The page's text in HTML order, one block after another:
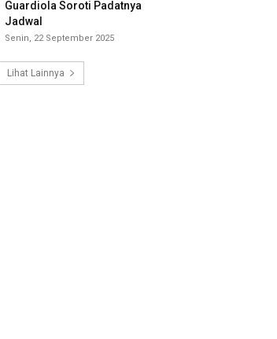
Guardiola Soroti Padatnya
Jadwal
Senin, 22 September 2025
Lihat Lainnya